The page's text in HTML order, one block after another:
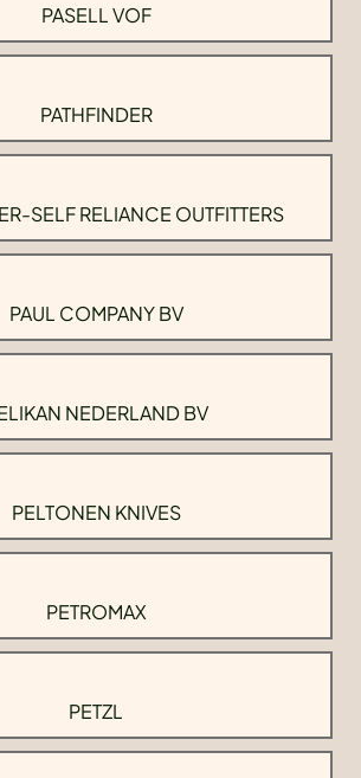
PASELL VOF
PATHFINDER
SELF RELIANCE OUTFITTERS
PAUL COMPANY BV
NEDERLAND BV
PELTONEN KNIVES
PETROMAX
PETZL